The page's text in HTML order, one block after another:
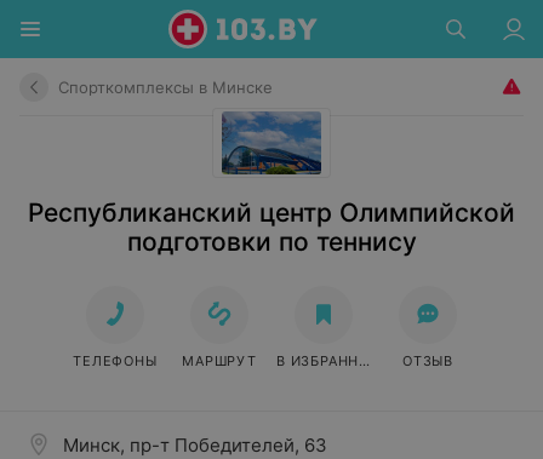
Спорткомплексы в Минске
Республиканский центр Олимпийской
подготовки по теннису
Минск, пр-т Победителей, 63
ТЕЛЕФОНЫ МАРШРУТ В ИЗБРАННОЕ ОТЗЫВ